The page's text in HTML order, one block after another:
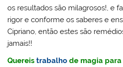
os resultados são milagrosos!, e
rigor e conforme os saberes e
Cipriano, então estes são
jamais!!
Quereistrabalho de magia